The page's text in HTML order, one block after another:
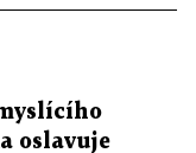
oslavuje